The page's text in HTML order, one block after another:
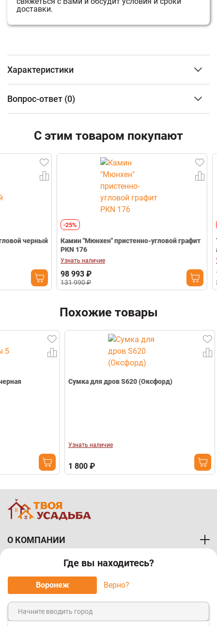
Где вы находитесь?
Воронеж Верно?
доставки.
Характеристики
Цвет
Размеры
4,2 кг
Вопрос-ответ (0)
Email
С этим товаром покупают
Камин "Мюнхен" пристенно-угловой графит
Узнать наличие
98 993 ₽
131 990 ₽
Топка
левая
Узнать наличие
184 792 ₽
230 990 ₽
Похожие товары
Сумка для дров S620 (Оксфорд)
1 800 ₽ 1 800 ₽
О КОМПАНИИ
ПОКУПАТЕЛЯМ
МЫ ПРИНИМАЕМ К ОПЛАТЕ: